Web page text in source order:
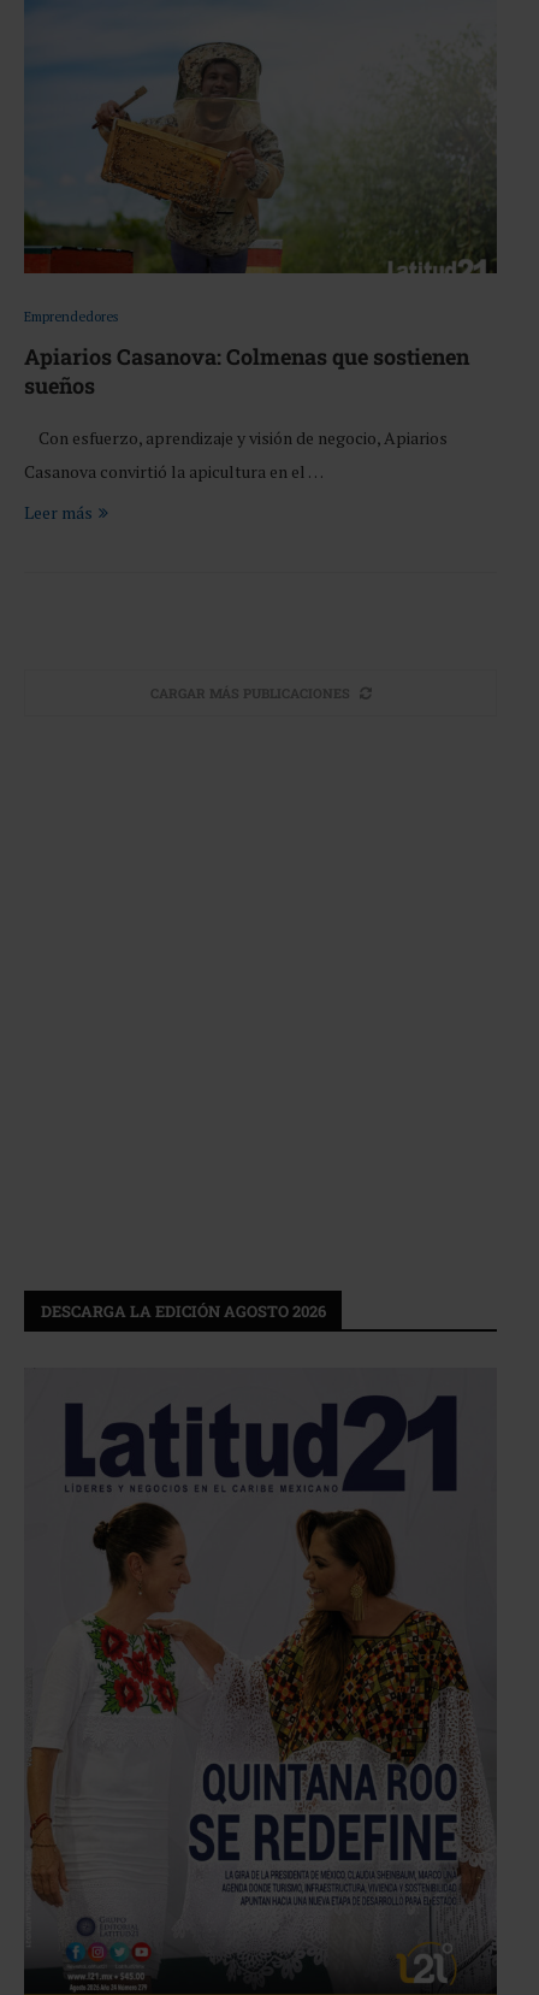
Emprendedores
Apiarios Casanova: Colmenas que sostienen
sueños
Con esfuerzo, aprendizaje y visión de negocio, Apiarios
Casanova convirtió la apicultura en el …
Leer más
CARGAR MÁS PUBLICACIONES
DESCARGA LA EDICIÓN AGOSTO 2026